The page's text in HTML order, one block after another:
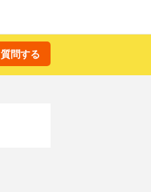
質問する